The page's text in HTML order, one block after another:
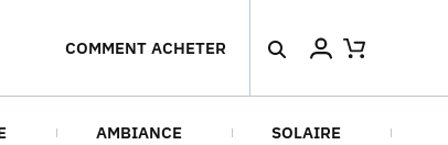
COMMENT ACHETER
AMBIANCE SOLAIRE